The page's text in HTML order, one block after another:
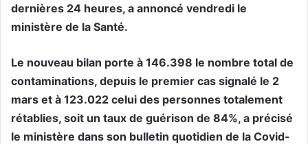
dernières 24 heures, a annoncé vendredi le
ministère de la Santé.
Le nouveau bilan porte à 146.398 le nombre total de
contaminations, depuis le premier cas signalé le 2
mars et à 123.022 celui des personnes totalement
rétablies, soit un taux de guérison de 84%, a précisé
le ministère dans son bulletin quotidien de la Covid-